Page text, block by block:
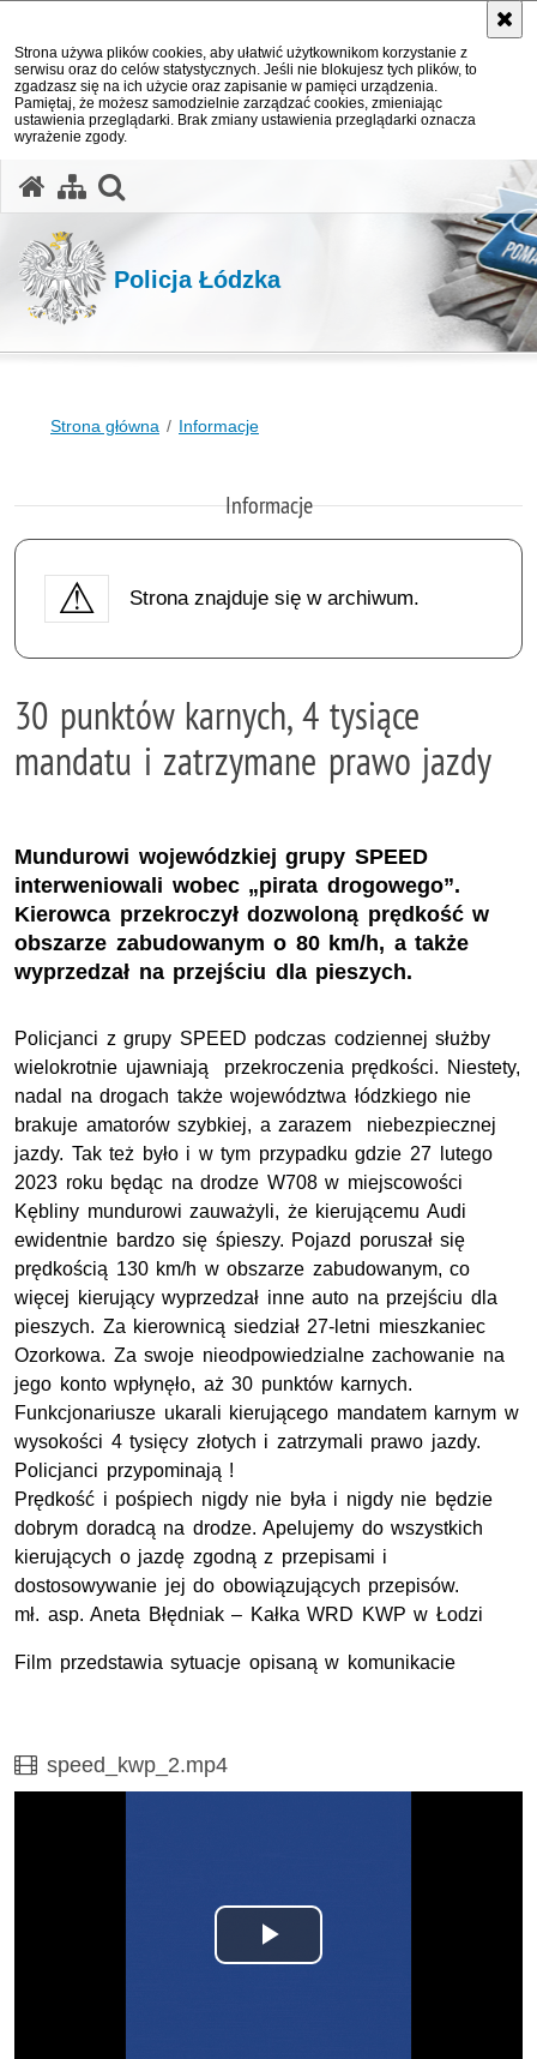
Strona używa plików cookies, aby ułatwić użytkownikom korzystanie z
serwisu oraz do celów statystycznych. Jeśli nie blokujesz tych plików, to
zgadzasz się na ich użycie oraz zapisanie w pamięci urządzenia.
Pamiętaj, że możesz samodzielnie zarządzać cookies, zmieniając
ustawienia przeglądarki. Brak zmiany ustawienia przeglądarki oznacza
wyrażenie zgody.
Policja Łódzka
Strona główna Informacje
Informacje
Strona znajduje się w archiwum.
30 punktów karnych, 4 tysiące
mandatu i zatrzymane prawo jazdy
Mundurowi wojewódzkiej grupy SPEED
interweniowali wobec „pirata drogowego”.
Kierowca przekroczył dozwoloną prędkość w
obszarze zabudowanym o 80 km/h, a także
wyprzedzał na przejściu dla pieszych.
Policjanci z grupy SPEED podczas codziennej służby
wielokrotnie ujawniają przekroczenia prędkości. Niestety,
nadal na drogach także województwa łódzkiego nie
brakuje amatorów szybkiej, a zarazem niebezpiecznej
jazdy. Tak też było i w tym przypadku gdzie 27 lutego
2023 roku będąc na drodze W708 w miejscowości
Kębliny mundurowi zauważyli, że kierującemu Audi
ewidentnie bardzo się śpieszy. Pojazd poruszał się
prędkością 130 km/h w obszarze zabudowanym, co
więcej kierujący wyprzedzał inne auto na przejściu dla
pieszych. Za kierownicą siedział 27-letni mieszkaniec
Ozorkowa. Za swoje nieodpowiedzialne zachowanie na
jego konto wpłynęło, aż 30 punktów karnych.
Funkcjonariusze ukarali kierującego mandatem karnym w
wysokości 4 tysięcy złotych i zatrzymali prawo jazdy.
Policjanci przypominają !
Prędkość i pośpiech nigdy nie była i nigdy nie będzie
dobrym doradcą na drodze. Apelujemy do wszystkich
kierujących o jazdę zgodną z przepisami i
dostosowywanie jej do obowiązujących przepisów.
mł. asp. Aneta Błędniak – KałkaWRD KWP w Łodzi
Film przedstawia sytuacje opisaną w komunikacie
Film
speed_kwp_2.mp4
Odtwórz